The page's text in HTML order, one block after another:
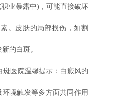
业暴露中)，可能直接破坏
。皮肤的局部损伤，如割
的白斑。
医院温馨提示：白癜风的
境触发等多方面共同作用